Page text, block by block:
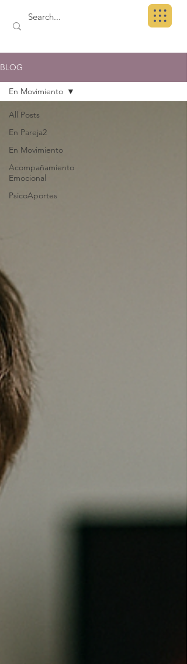
BLOG
All Posts
En Pareja2
En Movimiento
Acompañamiento
Emocional
PsicoAportes
En Movimiento